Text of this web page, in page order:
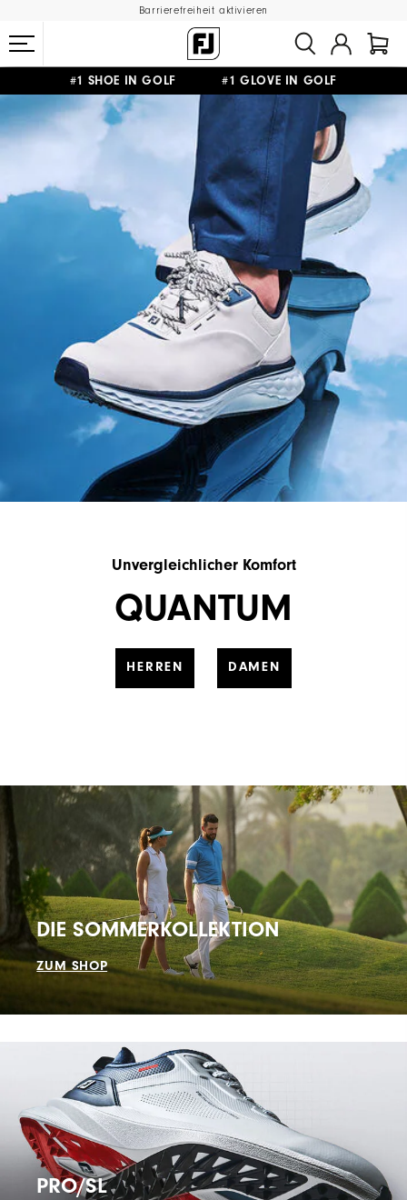
Barrierefreiheit aktivieren
#1 SHOE IN GOLF #1 GLOVE IN GOLF
GRATIS LIEFERUNG
AB 99€ GRATIS RÜCKSENDUNG
Unvergleichlicher Komfort
QUANTUM
HERREN DAMEN
DIE SOMMERKOLLEKTION
ZUM SHOP
PRO/SL